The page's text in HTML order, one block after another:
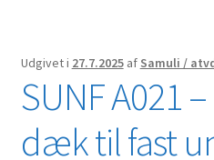
Udgivet i 27.7.2025 af Samuli /
SUNF A021
dæk til fast